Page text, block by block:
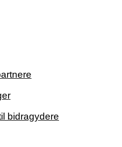
bidragydere